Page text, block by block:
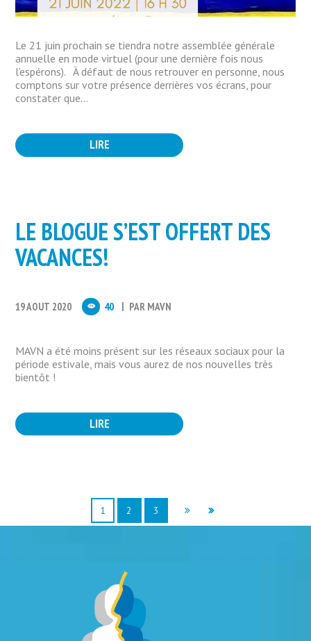
Le 21 juin prochain se tiendra notre assemblée générale
annuelle en mode virtuel (pour une dernière fois nous
l’espérons). À défaut de nous retrouver en personne, nous
comptons sur votre présence derrières vos écrans, pour
constater que...
LIRE
LE BLOGUE S’EST OFFERT DES
VACANCES!
19 AOUT 2020 40 PAR MAVN
MAVN a été moins présent sur les réseaux sociaux pour la
période estivale, mais vous aurez de nos nouvelles très
bientôt !
LIRE
1 2 3